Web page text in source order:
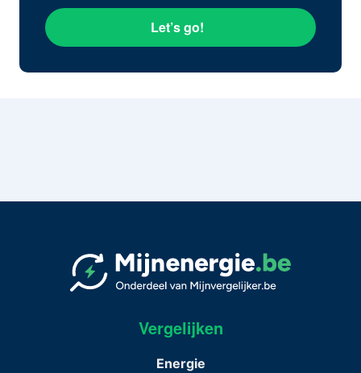
Let’s go!
Vergelijken
Energie